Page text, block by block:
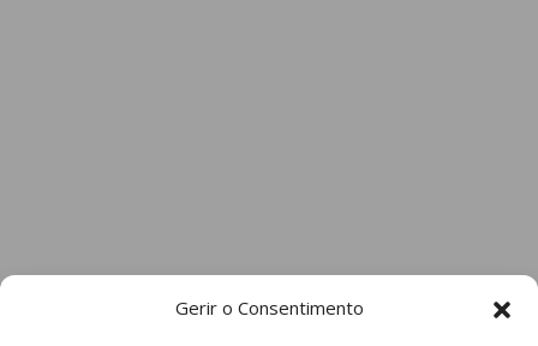
Gerir o Consentimento